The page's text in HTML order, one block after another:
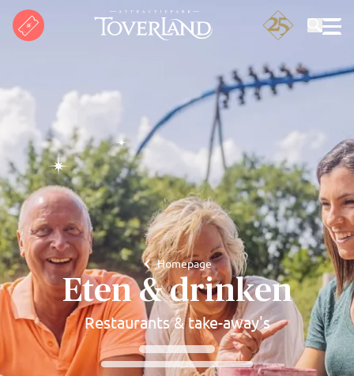
Zoeken
Homepage
Eten & drinken
Restaurants & take-away's